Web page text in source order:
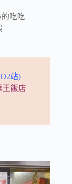
吃吃
站)
王飯店